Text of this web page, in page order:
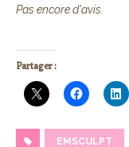
Pas encore d'avis.
Partager :
EMSCULPT